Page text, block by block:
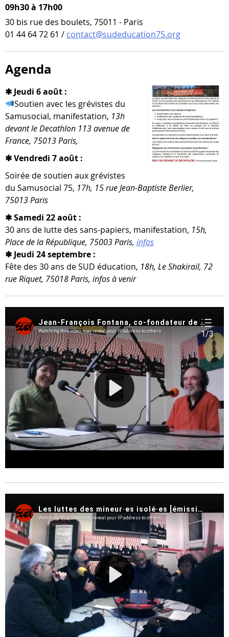
09h30 à 17h00
30 bis rue des boulets, 75011 - Paris
01 44 64 72 61 / contact@sudeducation75.org
Agenda
✱ Jeudi 6 août :
Soutien avec les gré­vistes du
Samusocial, mani­fes­ta­tion, 13h
devant le Decathlon 113 ave­nue de
France, 75013 Paris,
✱ Vendredi 7 août :
Soirée de sou­tien aux gré­vistes
du Samusocial 75, 17h, 15 rue Jean-​Baptiste Berlier,
75013 Paris
✱ Samedi 22 août :
30 ans de lutte des sans-​papiers, mani­fes­ta­tion, 15h,
Place de la République, 75003 Paris, infos
✱ Jeudi 24 septembre :
Fête des 30 ans de SUD édu­ca­tion, 18h, Le Shakirail, 72
rue Riquet, 75018 Paris, infos à venir